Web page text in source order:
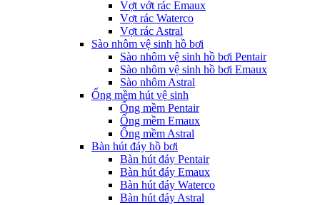
Vợt vớt rác Emaux
Vợt rác Waterco
Vợt rác Astral
Sào nhôm vệ sinh hồ bơi
Sào nhôm vệ sinh hồ bơi Pentair
Sào nhôm vệ sinh hồ bơi Emaux
Sào nhôm Astral
Ống mềm hút vệ sinh
Ống mềm Pentair
Ống mềm Emaux
Ống mềm Astral
Bàn hút đáy hồ bơi
Bàn hút đáy Pentair
Bàn hút đáy Emaux
Bàn hút đáy Waterco
Bàn hút đáy Astral